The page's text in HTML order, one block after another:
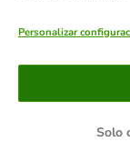
Personalizar
Solo